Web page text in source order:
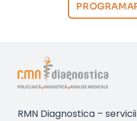
RMN Diagnostica –